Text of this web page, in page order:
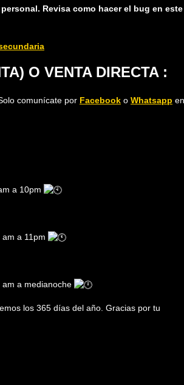
Revisa como hacer el bug en este
O VENTA DIRECTA :
comunícate​ por Facebook o Whatsapp en
a 10pm
a 11pm
a medianoche
los 365 días del año. Gracias por tu